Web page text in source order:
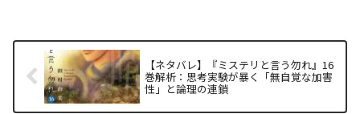
【ネタバレ】『ミステリと言う勿れ』16
巻解析：思考実験が暴く「無自覚な加害
性」と論理の連鎖